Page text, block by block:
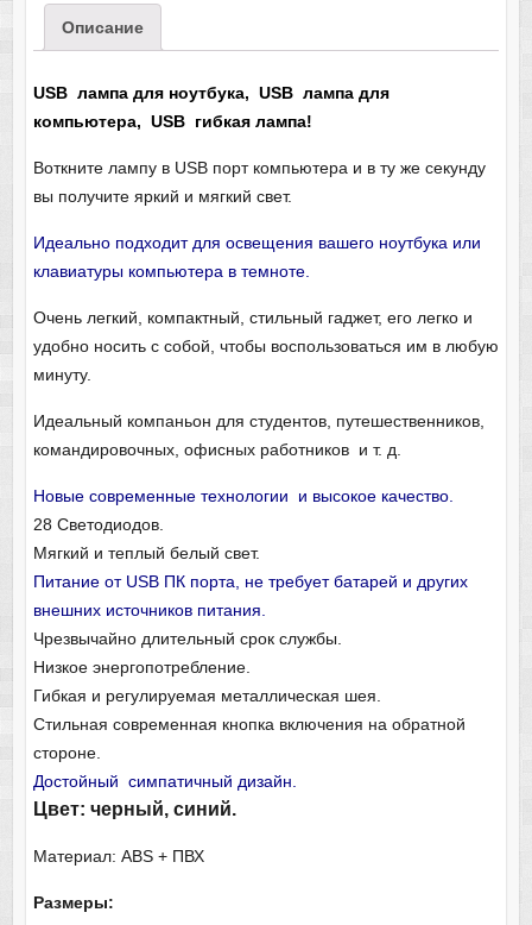
Описание
USB лампа для ноутбука, USB лампа для
компьютера, USB гибкая лампа!
Воткните лампу в USB порт компьютера и в ту же секунду
вы получите яркий и мягкий свет.
Идеально подходит для освещения вашего ноутбука или
клавиатуры компьютера в темноте.
Очень легкий, компактный, стильный гаджет, его легко и
удобно носить с собой, чтобы воспользоваться им в любую
минуту.
Идеальный компаньон для студентов, путешественников,
командировочных, офисных работников и т. д.
Новые современные технологии и высокое качество.
28 Светодиодов.
Мягкий и теплый белый свет.
Питание от USB ПК порта, не требует батарей и других
внешних источников питания.
Чрезвычайно длительный срок службы.
Низкое энергопотребление.
Гибкая и регулируемая металлическая шея.
Стильная современная кнопка включения на обратной
стороне.
Достойный симпатичный дизайн.
Цвет: черный, синий.
Материал: ABS + ПВХ
Размеры: